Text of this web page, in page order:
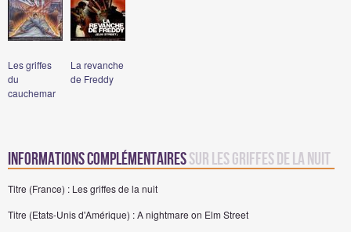
Les griffes
du
cauchemar
La revanche
de Freddy
Informations complémentairessur Les griffes de la nuit
Titre (France) : Les griffes de la nuit
Titre (Etats-Unis d'Amérique) : A nightmare on Elm Street